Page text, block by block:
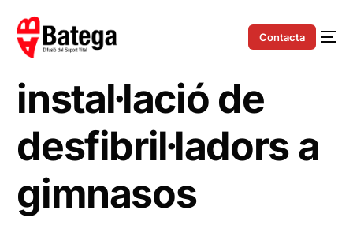
Contacta
instal·lació de
desfibril·ladors a
gimnasos